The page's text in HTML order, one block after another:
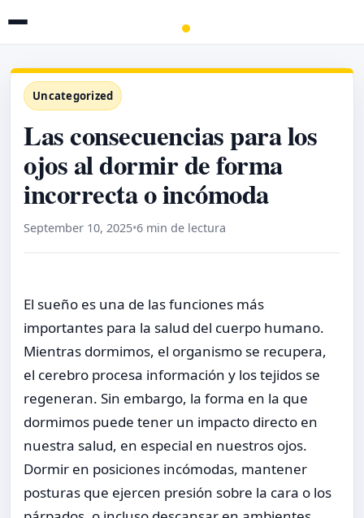
Uncategorized
Las consecuencias para los
ojos al dormir de forma
incorrecta o incómoda
September 10, 2025•6 min de lectura
El sueño es una de las funciones más
importantes para la salud del cuerpo humano.
Mientras dormimos, el organismo se recupera,
el cerebro procesa información y los tejidos se
regeneran. Sin embargo, la forma en la que
dormimos puede tener un impacto directo en
nuestra salud, en especial en nuestros ojos.
Dormir en posiciones incómodas, mantener
posturas que ejercen presión sobre la cara o los